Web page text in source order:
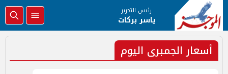
رئيس التحرير
ياسر بركات
أسعار الجمبرى اليوم